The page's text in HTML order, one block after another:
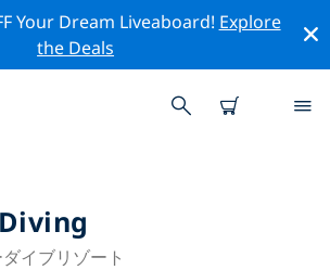
Your Dream Liveaboard! Explore
the Deals
イブリゾート